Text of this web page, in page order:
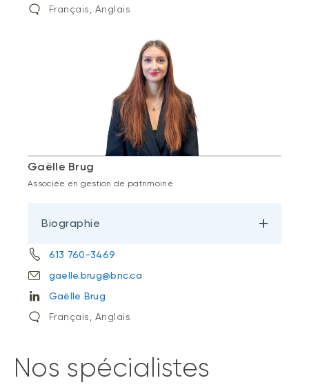
Français, Anglais
Gaëlle Brug
Associée en gestion de patrimoine
Biographie
613 760-3469
gaelle.brug@bnc.ca
Gaëlle Brug
Français, Anglais
Nos spécialistes